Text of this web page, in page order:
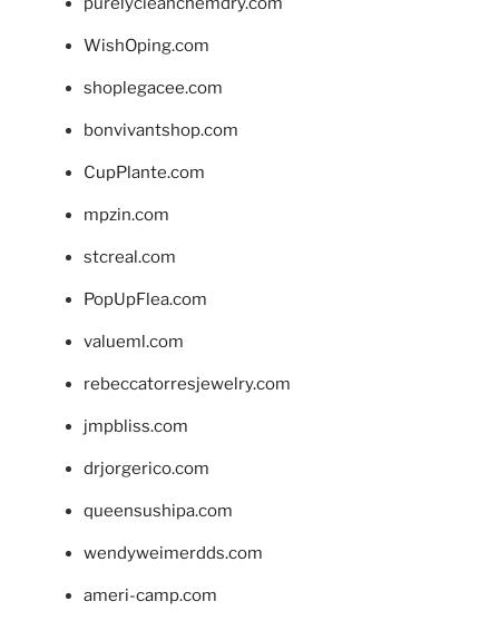
WishOping.com
shoplegacee.com
bonvivantshop.com
CupPlante.com
mpzin.com
stcreal.com
PopUpFlea.com
valueml.com
rebeccatorresjewelry.com
jmpbliss.com
drjorgerico.com
queensushipa.com
wendyweimerdds.com
ameri-camp.com